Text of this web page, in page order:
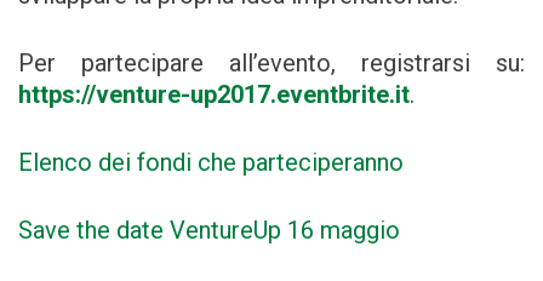
Per partecipare all’evento, registrarsi su:
https://venture-up2017.eventbrite.it.
Elenco dei fondi che parteciperanno
Save the date VentureUp 16 maggio